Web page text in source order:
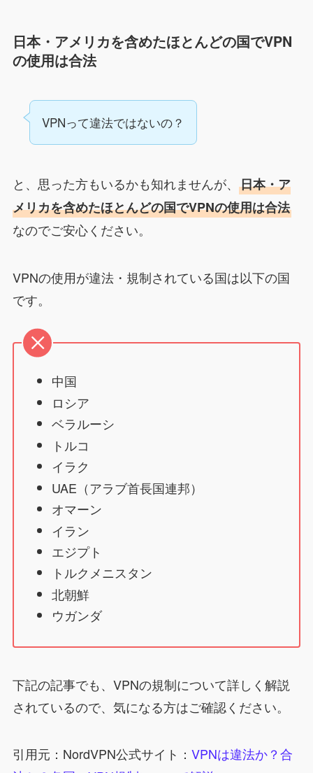
日本・アメリカを含めたほとんどの国でVPN
の使用は合法
VPNって違法ではないの？
と、思った方もいるかも知れませんが、 日本・ア
メリカを含めたほとんどの国でVPNの使用は合法
なのでご安心ください。
VPNの使用が違法・規制されている国は以下の国
です。
中国
ロシア
ベラルーシ
トルコ
イラク
UAE（アラブ首長国連邦）
オマーン
イラン
エジプト
トルクメニスタン
北朝鮮
ウガンダ
下記の記事でも、VPNの規制について詳しく解説
されているので、気になる方はご確認ください。
引用元：NordVPN公式サイト： VPNは違法か？合